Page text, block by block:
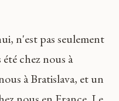
n'est pas seulement
chez nous à
à Bratislava, et un